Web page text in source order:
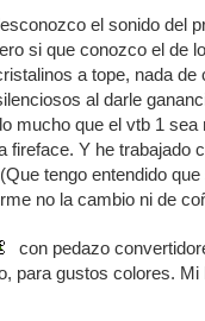
el sonido del
si que conozco el de
a tope, nada de
al darle
mucho que el vtb 1 sea
fireface. Y he trabajado
tengo entendido
no la cambio ni de
con pedazo
para gustos colores. Mi